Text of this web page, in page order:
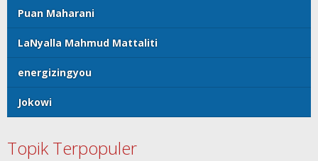
Puan Maharani
LaNyalla Mahmud Mattaliti
energizingyou
Jokowi
Topik Terpopuler